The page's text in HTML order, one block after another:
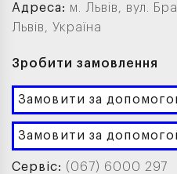
Адреса: м. Львів, вул.
Львів, Україна
Зробити замовлення
Замовити за
Замовити за
Сервіс: (067) 6000 297